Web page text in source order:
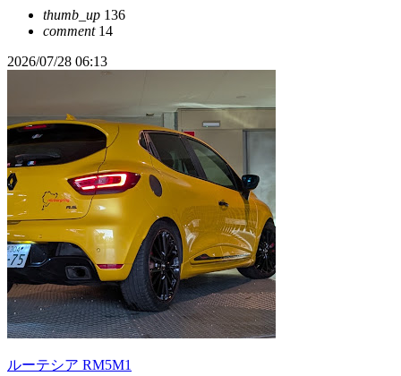
thumb_up 136
comment14
2026/07/28 06:13
ルーテシア RM5M1